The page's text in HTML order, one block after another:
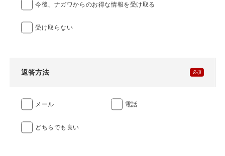
今後、ナガワからのお得な情報を受け取る
受け取らない
返答方法
メール 電話
どちらでも良い